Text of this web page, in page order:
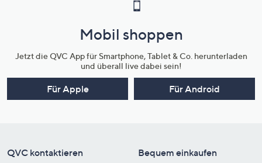
Mobil shoppen
Jetzt die QVC App für Smartphone, Tablet & Co. herunterladen
und überall live dabei sein!
Für Apple Für Android
QVC kontaktieren Bequem einkaufen